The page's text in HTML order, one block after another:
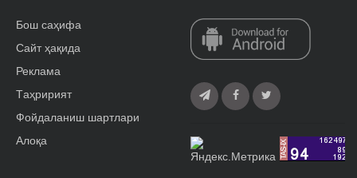
Бош саҳифа
Сайт ҳақида
Реклама
Tаҳририят
Фойдаланиш шартлари
Алоқа